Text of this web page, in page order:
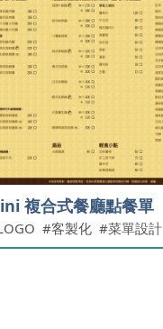
複合式餐廳點餐單
客製化 菜單設計